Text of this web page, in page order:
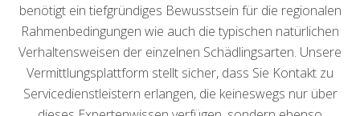
benötigt ein tiefgründiges Bewusstsein für die regionalen
Rahmenbedingungen wie auch die typischen natürlichen
Verhaltensweisen der einzelnen Schädlingsarten. Unsere
Vermittlungsplattform stellt sicher, dass Sie Kontakt zu
Servicedienstleistern erlangen, die keineswegs nur über